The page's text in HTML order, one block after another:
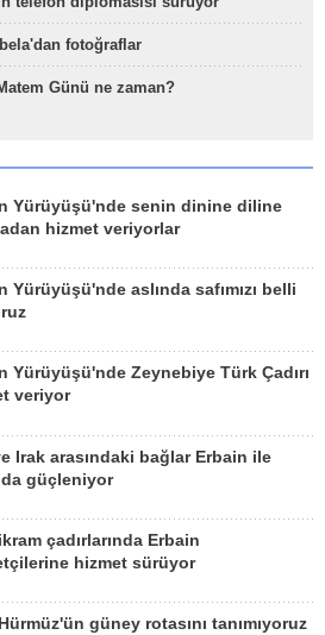
fotoğraflar
Günü ne zaman?
Yürüyüşü'nde senin dinine diline
hizmet veriyorlar
Yürüyüşü'nde aslında safımızı belli
Yürüyüşü'nde Zeynebiye Türk Çadırı
veriyor
Irak arasındaki bağlar Erbain ile
güçleniyor
çadırlarında Erbain
hizmet sürüyor
güney rotasını tanımıyoruz